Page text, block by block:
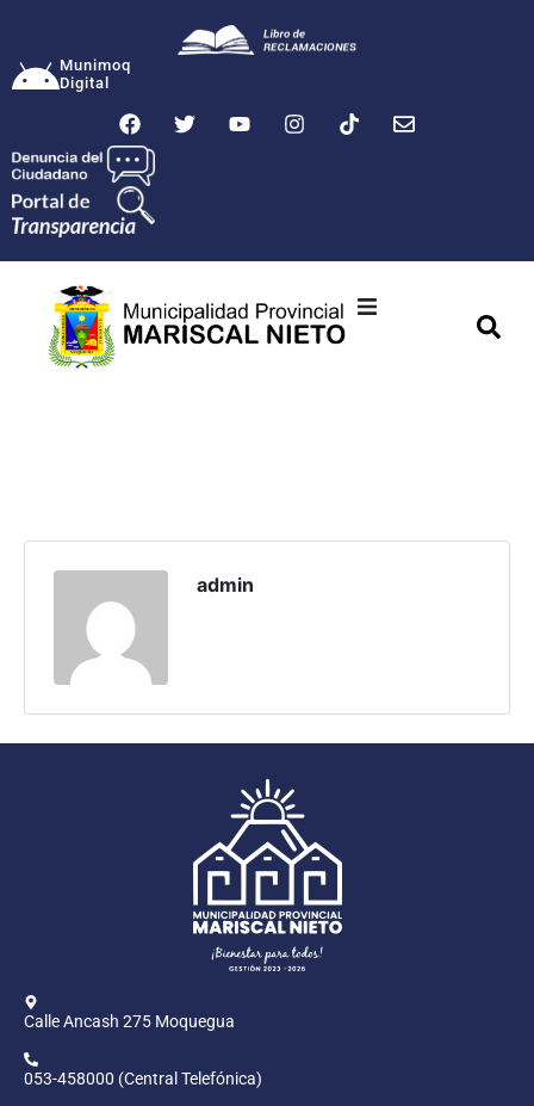
Munimoq
Digital
admin
Calle Ancash 275 Moquegua
053-458000 (Central Telefónica)